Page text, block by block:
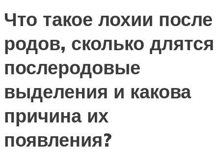
Что такое лохии после
родов, сколько длятся
послеродовые
выделения и какова
причина их
появления?